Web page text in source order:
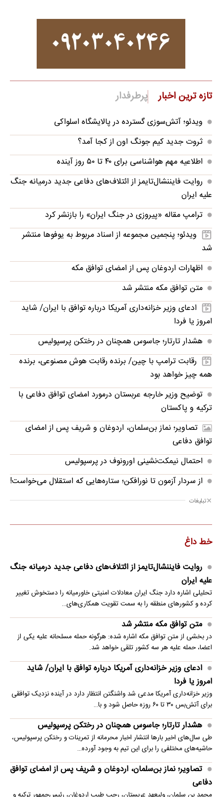
تازه ترین اخبار پرطرفدار
ویدئو؛ آتش‌سوزی گسترده در پالایشگاه اسلواکی
ثروت جدید کیم جونگ اون از کجا آمد؟
اطلاعیه مهم هواشناسی برای ۴۰ تا ۵۰ روز آینده
روایت فایننشال‌تایمز از ائتلاف‌های دفاعی جدید درمیانه جنگ
علیه ایران
ترامپ مقاله «پیروزی در جنگ ایران» را بازنشر کرد
ویدئو؛ پنجمین مجموعه از اسناد مربوط به یوفوها منتشر
شد
اظهارات اردوغان پس از امضای توافق مکه
متن توافق مکه منتشر شد
ادعای وزیر خزانه‌داری آمریکا درباره توافق با ایران/ شاید
امروز یا فردا
هشدار تارتار؛ جاسوس همچنان در رختکن پرسپولیس
رقابت ترامپ با چین/ برنده رقابت هوش مصنوعی، برنده
همه چیز خواهد بود
توضیح وزیر خارجه عربستان درمورد امضای توافق دفاعی با
ترکیه و پاکستان
تصاویر؛ نماز بن‌سلمان، اردوغان و شریف پس از امضای
توافق دفاعی
احتمال نیمکت‌نشینی اورونوف در پرسپولیس
از سردار آزمون تا نورافکن؛ ستاره‌هایی که استقلال می‌خواست!
تبلیغات
خط داغ
روایت فایننشال‌تایمز از ائتلاف‌های دفاعی جدید درمیانه جنگ
علیه ایران
تحلیلی اشاره دارد جنگ ایران معادلات امنیتی خاورمیانه را دستخوش تغییر
کرده و کشورهای منطقه را به سمت تقویت همکاری‌های…
متن توافق مکه منتشر شد
در بخشی از متن توافق مکه اشاره شده: هرگونه حمله مسلحانه علیه یکی از
اعضا، حمله علیه هر سه کشور تلقی خواهد شد.
ادعای وزیر خزانه‌داری آمریکا درباره توافق با ایران/ شاید
امروز یا فردا
وزیر خزانه‌داری آمریکا مدعی شد واشنگتن انتظار دارد در آینده نزدیک توافقی
برای آتش‌بس ۳۰ تا ۶۰ روزه حاصل شود و با…
هشدار تارتار؛ جاسوس همچنان در رختکن پرسپولیس
طی سال‌های اخیر بارها انتشار اخبار محرمانه از تمرینات و رختکن پرسپولیس،
حاشیه‌های مختلفی را برای این تیم به وجود آورده…
تصاویر؛ نماز بن‌سلمان، اردوغان و شریف پس از امضای توافق
دفاعی